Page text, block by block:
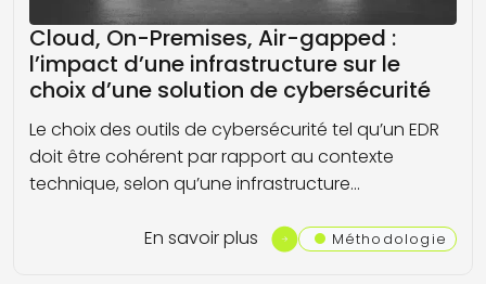
Cloud, On-Premises, Air-gapped :
l’impact d’une infrastructure sur le
choix d’une solution de cybersécurité
Le choix des outils de cybersécurité tel qu’un EDR
doit être cohérent par rapport au contexte
technique, selon qu’une infrastructure…
En savoir plus Méthodologie